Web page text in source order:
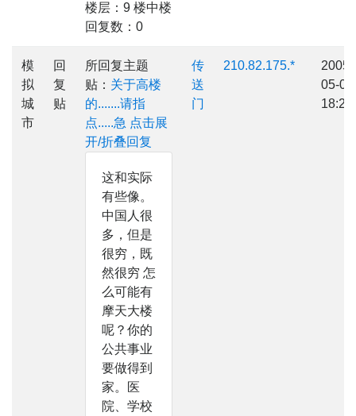
楼层：9 楼中楼
回复数：0
模
拟
城
市
回
复
贴
所回复主题
贴： 关于高楼
的.......请指
点.....急 点击展
开/折叠回复
这和实际
有些像。
中国人很
多，但是
很穷，既
然很穷 怎
么可能有
摩天大楼
呢？你的
公共事业
要做得到
家。医
院、学校
传
送
门
210.82.175.*
2005-
05-09
18:23